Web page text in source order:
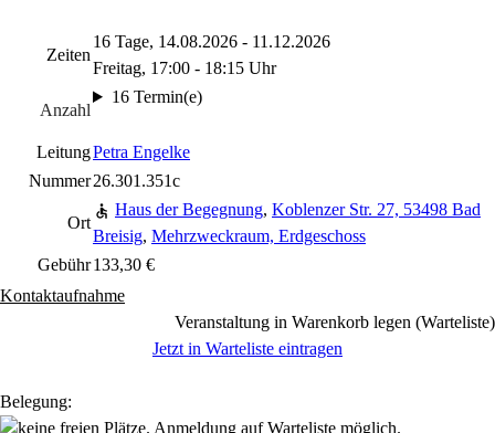
Zeiten
16 Tage, 14.08.2026 - 11.12.2026
Freitag, 17:00 - 18:15 Uhr
Anzahl
16 Termin(e)
LeitungPetra Engelke
Nummer26.301.351c
Ort
Haus der Begegnung, Koblenzer Str. 27, 53498 Bad
Breisig, Mehrzweckraum, Erdgeschoss
Gebühr133,30 €
Kontaktaufnahme
Veranstaltung in Warenkorb legen (Warteliste)
Jetzt in Warteliste eintragen
Belegung: